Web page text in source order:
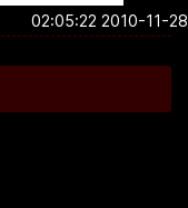
2010-11-28